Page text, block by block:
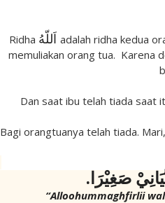
Ridha اَللّهُ adalah ridha kedua
memuliakan orang tua. Karena
Dan saat ibu telah tiada saat
Bagi orangtuanya telah tiada.
صَغِيْرَا.
“Alloohummaghfirlii